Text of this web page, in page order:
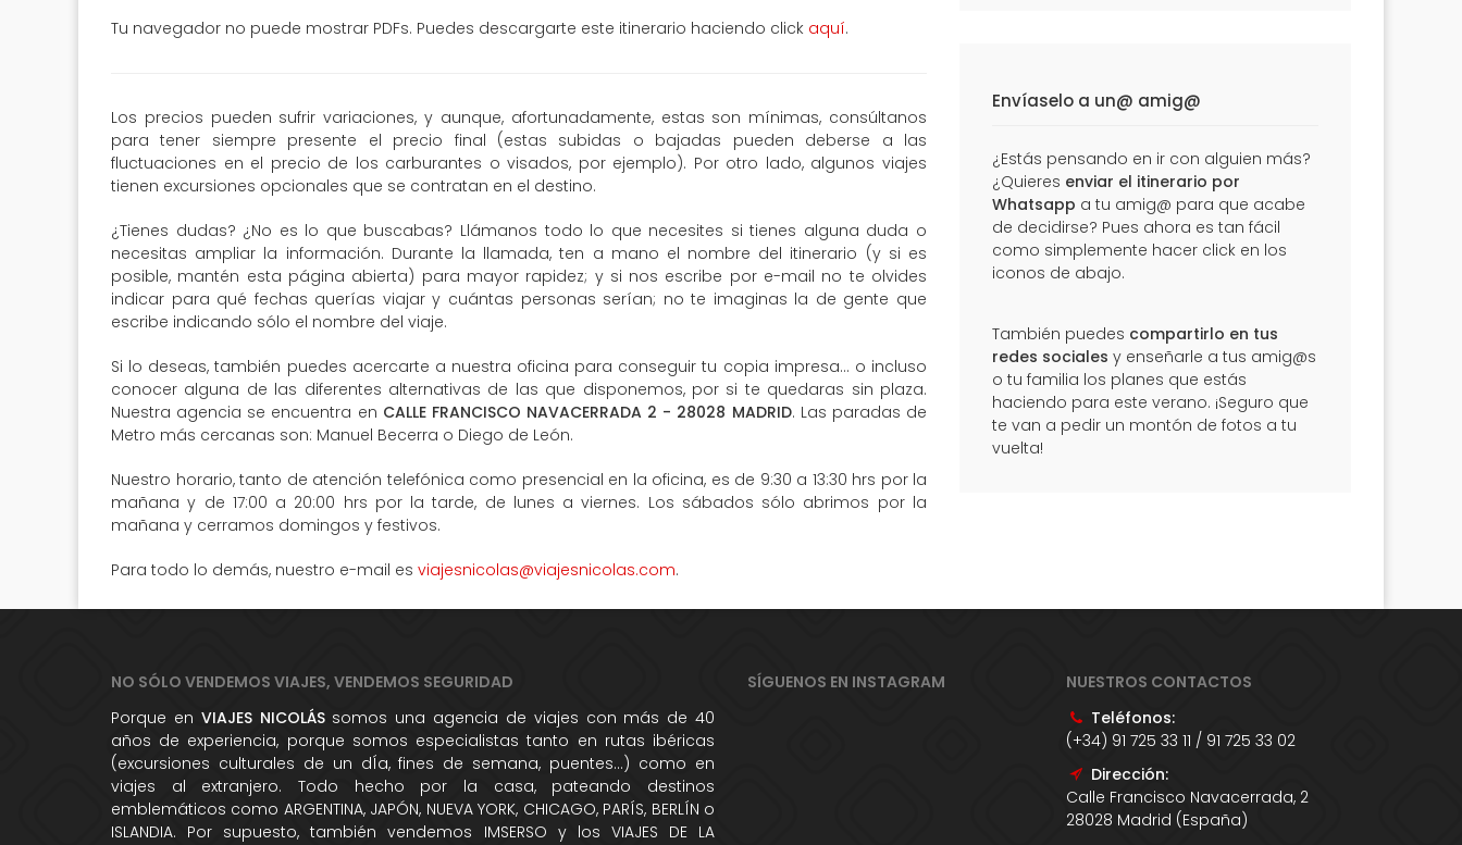
Tu navegador no puede mostrar PDFs. Puedes descargarte este itinerario haciendo click aquí.
Los precios pueden sufrir variaciones, y aunque, afortunadamente, estas son mínimas, consúltanos
para tener siempre presente el precio final (estas subidas o bajadas pueden deberse a las
fluctuaciones en el precio de los carburantes o visados, por ejemplo). Por otro lado, algunos viajes
tienen excursiones opcionales que se contratan en el destino.
¿Tienes dudas? ¿No es lo que buscabas? Llámanos todo lo que necesites si tienes alguna duda o
necesitas ampliar la información. Durante la llamada, ten a mano el nombre del itinerario (y si es
posible, mantén esta página abierta) para mayor rapidez; y si nos escribe por e-mail no te olvides
indicar para qué fechas querías viajar y cuántas personas serían; no te imaginas la de gente que
escribe indicando sólo el nombre del viaje.
Si lo deseas, también puedes acercarte a nuestra oficina para conseguir tu copia impresa... o incluso
conocer alguna de las diferentes alternativas de las que disponemos, por si te quedaras sin plaza.
Nuestra agencia se encuentra en CALLE FRANCISCO NAVACERRADA 2 - 28028 MADRID. Las paradas de
Metro más cercanas son: Manuel Becerra o Diego de León.
Nuestro horario, tanto de atención telefónica como presencial en la oficina, es de 9:30 a 13:30 hrs por la
mañana y de 17:00 a 20:00 hrs por la tarde, de lunes a viernes. Los sábados sólo abrimos por la
mañana y cerramos domingos y festivos.
Para todo lo demás, nuestro e-mail es viajesnicolas@viajesnicolas.com.
Envíaselo a un@ amig@
¿Estás pensando en ir con alguien más?
¿Quieres enviar el itinerario por
Whatsapp a tu amig@ para que acabe
de decidirse? Pues ahora es tan fácil
como simplemente hacer click en los
iconos de abajo.
También puedes compartirlo en tus
redes sociales y enseñarle a tus amig@s
o tu familia los planes que estás
haciendo para este verano. ¡Seguro que
te van a pedir un montón de fotos a tu
vuelta!
NO SÓLO VENDEMOS VIAJES, VENDEMOS SEGURIDAD
Porque en VIAJES NICOLÁSsomos una agencia de viajes con más de 40
años de experiencia, porque somos especialistas tanto en rutas ibéricas
(excursiones culturales de un dÍa, fines de semana, puentes...) como en
viajes al extranjero. Todo hecho por la casa, pateando destinos
emblemáticos como ARGENTINA, JAPÓN, NUEVA YORK, CHICAGO, PARÍS, BERLÍN o
ISLANDIA. Por supuesto, también vendemos IMSERSO y los VIAJES DE LA
SÍGUENOS EN INSTAGRAM
NUESTROS CONTACTOS
Teléfonos:
(+34) 91 725 33 11 / 91 725 33 02
Dirección:
Calle Francisco Navacerrada, 2
28028 Madrid (España)